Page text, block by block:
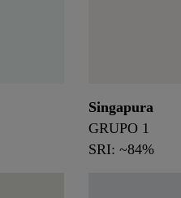
Singapura
GRUPO 1
SRI: ~84%